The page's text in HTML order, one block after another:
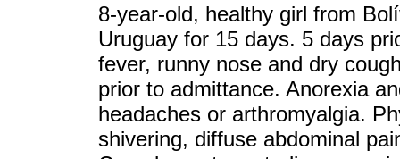
8-year-old, healthy girl from
Uruguay for 15 days. 5 days
fever, runny nose and dry
prior to admittance. Anorexia
headaches or arthromyalgia.
shivering, diffuse abdominal